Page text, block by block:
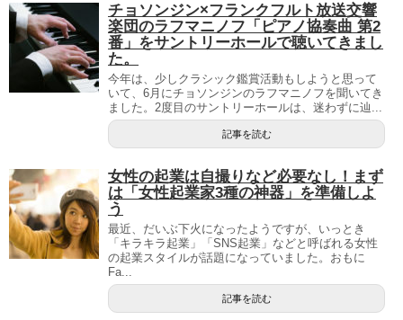
チョソンジン×フランクフルト放送交響
楽団のラフマニノフ「ピアノ協奏曲 第2
番」をサントリーホールで聴いてきまし
た。
今年は、少しクラシック鑑賞活動もしようと思って
いて、6月にチョソンジンのラフマニノフを聞いてき
ました。2度目のサントリーホールは、迷わずに辿...
記事を読む
女性の起業は自撮りなど必要なし！まず
は「女性起業家3種の神器」を準備しよ
う
最近、だいぶ下火になったようですが、いっとき
「キラキラ起業」「SNS起業」などと呼ばれる女性
の起業スタイルが話題になっていました。おもに
Fa...
記事を読む